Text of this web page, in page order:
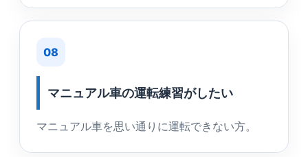
08
マニュアル車の運転練習がしたい
マニュアル車を思い通りに運転できない方。